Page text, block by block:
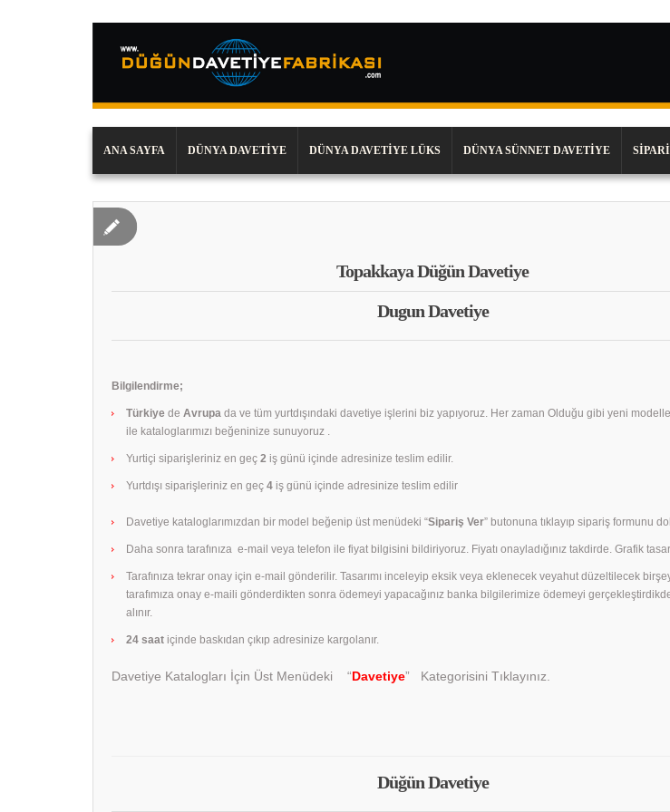
ANA SAYFA DÜNYA DAVETIYE DÜNYA DAVETIYE LÜKS DÜNYA SÜNNET DAVETIYE
Topakkaya Düğün Davetiye
Dugun Davetiye
Bilgilendirme;
Türkiye de Avrupa da ve tüm yurtdışındaki davetiye işlerini biz yapıyoruz. Her zaman Olduğu gibi yeni
ile kataloglarımızı beğeninize sunuyoruz .
Yurtiçi siparişleriniz en geç 2 iş günü içinde adresinize teslim edilir.
Yurtdışı siparişleriniz en geç 4 iş günü içinde adresinize teslim edilir
Davetiye kataloglarımızdan bir model beğenip üst menüdeki “Sipariş Ver” butonuna tıklayıp sipariş formunu
Daha sonra tarafınıza e-mail veya telefon ile fiyat bilgisini bildiriyoruz. Fiyatı onayladığınız takdirde. Grafik
Tarafınıza tekrar onay için e-mail gönderilir. Tasarımı inceleyip eksik veya eklenecek veyahut düzeltilecek
tarafımıza onay e-maili gönderdikten sonra ödemeyi yapacağınız banka bilgilerimize ödemeyi
alınır.
24 saat içinde baskıdan çıkıp adresinize kargolanır.
Davetiye Katalogları İçin Üst Menüdeki “Davetiye” Kategorisini Tıklayınız.
Düğün Davetiye